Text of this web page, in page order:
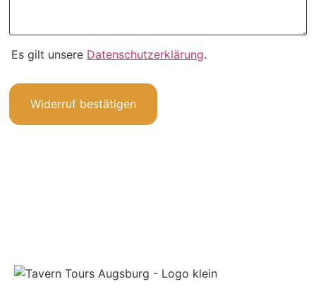
Es gilt unsere Datenschutzerklärung.
Widerruf bestätigen